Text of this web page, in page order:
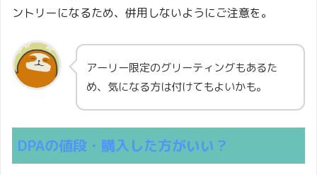
ントリーになるため、併用しないようにご注意を。
アーリー限定のグリーティングもあるた
め、気になる方は付けてもよいかも。
DPAの値段・購入した方がいい？